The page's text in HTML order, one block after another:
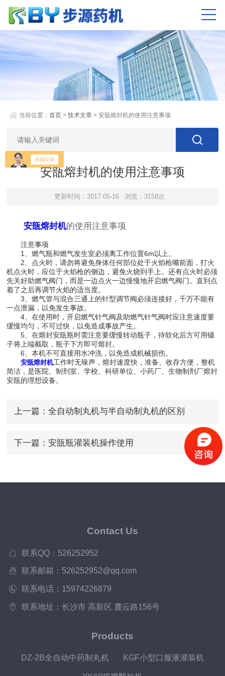
当前位置：首页 >技术文章 > 安瓿熔封机的使用注意事项
安瓿熔封机的使用注意事项
更新时间：2017-05-16 浏览：3158次
安瓿熔封机的使用注意事项
注意事项
1、燃气瓶和燃气发生室必须离工作位置6m以上。
2、点火时，请勿将避免身体任何部位处于火焰枪嘴前面，打火
机点火时，应位于火焰枪的侧边，避免火烧到手上。还有点火时必须
先关好助燃气阀门，而是一边点火一边慢慢地开启燃气阀门。直到点
着了之后再调节火焰的适当度。
3、燃气管与混合三通上的针型调节阀必须连接好，千万不能有
一点泄漏，以免发生事故。
4、在使用时，开启燃气针气阀及助燃气针气阀时应注意速度要
缓慢均匀，不可过快，以免造成事故产生。
5、在熔封安瓿瓶时需注意要缓慢转动瓶子，待软化后方可用镊
子将上端截取，瓶子下方即可熔封。
6、本机不可直接用水冲洗，以免造成机械损伤。
安瓿熔封机工作时无噪声，熔封速度快，准备、收存方便，整机
简洁，是医院、制剂室、学校、科研单位、小药厂、生物制剂厂熔封
安瓿的理想设备。
上一篇： 全自动制丸机与半自动制丸机的区别
下一篇： 安瓿瓶灌装机操作使用
Contact Us
联系QQ：526252952
联系邮箱：526252952@qq.com
联系电话：15974226879
联系地址：长沙市 高新区 麓云路156号
Products
DZ-2B全自动中药制丸机 KGF小型口服液灌装机